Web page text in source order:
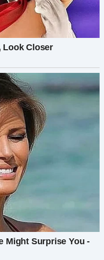
в жёны нашему
ударили по лицу.
Он бросил один
без слов.
не поддерживаем
быть с нами честна
не ваше дело.
Мы
право как